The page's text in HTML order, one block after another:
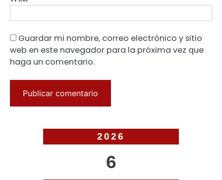
Guardar mi nombre, correo electrónico y sitio
web en este navegador para la próxima vez que
haga un comentario.
2026
6